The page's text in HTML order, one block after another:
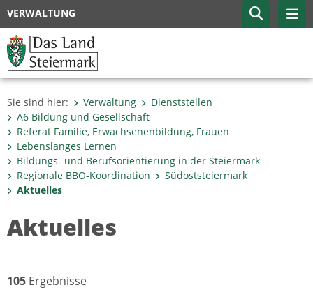
VERWALTUNG
Sie sind hier: Verwaltung
Dienststellen
A6 Bildung und Gesellschaft
Referat Familie, Erwachsenenbildung, Frauen
Lebenslanges Lernen
Bildungs- und Berufsorientierung in der Steiermark
Regionale BBO-Koordination
Südoststeiermark
Aktuelles
Aktuelles
105 Ergebnisse